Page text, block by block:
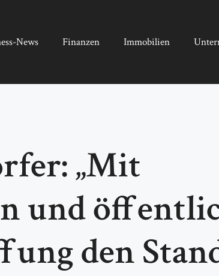
News Finanzen Immobilien
„Mit
und
den